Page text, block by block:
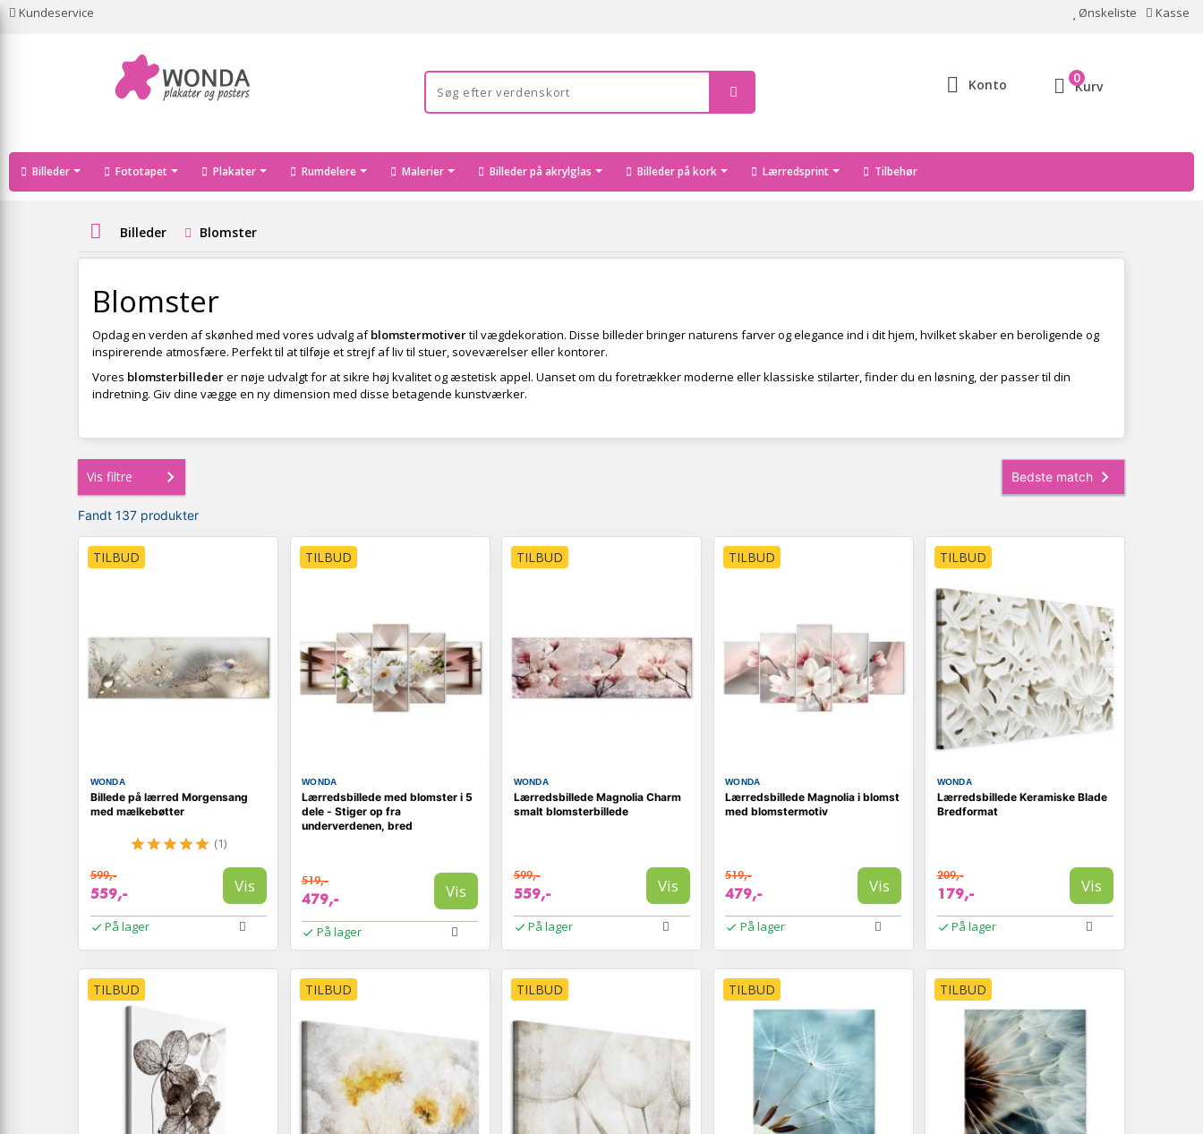
Kundeservice Ønskeliste Kasse
Konto Kurv
0
Billeder Fototapet Plakater Rumdelere Malerier Billeder på akrylglas Billeder på kork Lærredsprint Tilbehør
Billeder Blomster
Blomster
Opdag en verden af skønhed med vores udvalg afblomstermotivertil vægdekoration. Disse billeder bringer naturens farver og elegance ind i dit hjem, hvilket skaber en beroligende og
inspirerende atmosfære. Perfekt til at tilføje et strejf af liv til stuer, soveværelser eller kontorer.
Vores blomsterbillederer nøje udvalgt for at sikre høj kvalitet og æstetisk appel. Uanset om du foretrækker moderne eller klassiske stilarter, finder du en løsning, der passer til din
indretning. Giv dine vægge en ny dimension med disse betagende kunstværker.
Vis filtre
Fandt 137 produkter
TILBUD
WONDA
Billede på lærred Morgensang
med mælkebøtter
(1)
599,-
559,- Vis
På lager
TILBUD
WONDA
Lærredsbillede med blomster i 5
dele - Stiger op fra
underverdenen, bred
519,-
479,- Vis
På lager
TILBUD
WONDA
Lærredsbillede Magnolia Charm
smalt blomsterbillede
599,-
559,- Vis
På lager
TILBUD
WONDA
Lærredsbillede Magnolia i blomst
med blomstermotiv
519,-
479,- Vis
På lager
TILBUD
WONDA
Lærredsbillede Keramiske Blade
Bredformat
209,-
179,- Vis
På lager
TILBUD TILBUD TILBUD TILBUD TILBUD